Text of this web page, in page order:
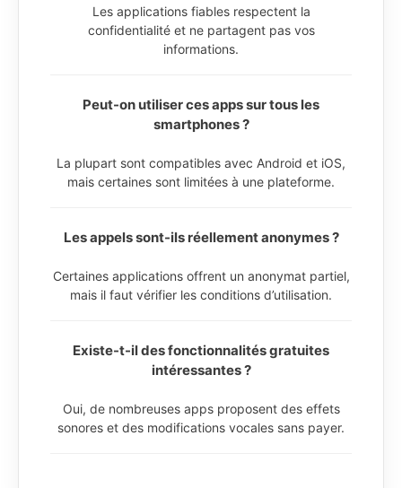
Les applications fiables respectent la
confidentialité et ne partagent pas vos
informations.
Peut-on utiliser ces apps sur tous les
smartphones ?
La plupart sont compatibles avec Android et iOS,
mais certaines sont limitées à une plateforme.
Les appels sont-ils réellement anonymes ?
Certaines applications offrent un anonymat partiel,
mais il faut vérifier les conditions d’utilisation.
Existe-t-il des fonctionnalités gratuites
intéressantes ?
Oui, de nombreuses apps proposent des effets
sonores et des modifications vocales sans payer.